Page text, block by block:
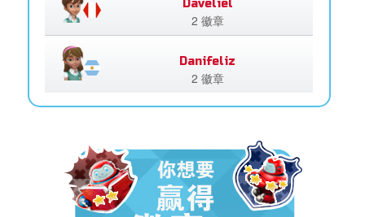
Daveliel
2 徽章
Danifeliz
2 徽章